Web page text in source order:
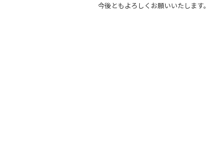
今後ともよろしくお願いいたします。